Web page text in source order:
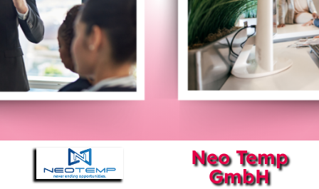
Neo Temp
GmbH